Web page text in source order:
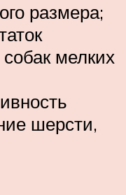
размера;
мелких
шерсти,